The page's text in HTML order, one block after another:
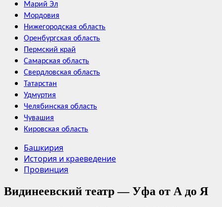
Марий Эл
Мордовия
Нижегородская область
Оренбургская область
Пермский край
Самарская область
Свердловская область
Татарстан
Удмуртия
Челябинская область
Чувашия
Кировская область
Башкирия
История и краеведение
Провинция
Видинеевский театр — Уфа от А до Я